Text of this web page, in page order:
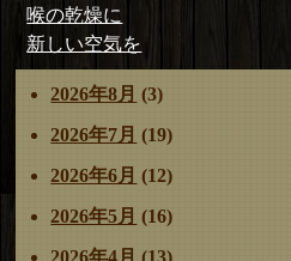
投
稿
ナ
ビ
ゲ
シ
ョ
前
の
投
稿:
喉の乾燥に
次
の
投
稿:
新しい空気を
2026年8月 (3)
2026年7月 (19)
2026年6月 (12)
2026年5月 (16)